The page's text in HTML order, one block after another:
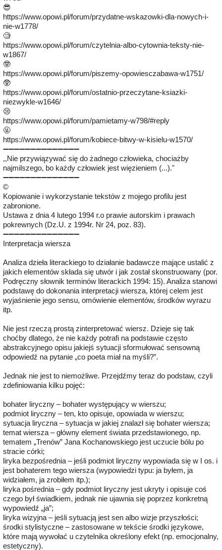
😎
https://www.opowi.pl/forum/przydatne-wskazowki-dla-nowych-i-
nie-w1778/
🧐
https://www.opowi.pl/forum/czytelnia-albo-cytownia-teksty-nie-
w1867/
🤓
https://www.opowi.pl/forum/piszemy-opowiesczabawa-w1751/
🥸
https://www.opowi.pl/forum/ostatnio-przeczytane-ksiazki-
niezwykle-w1646/
😢
https://www.opowi.pl/forum/pamietamy-w798/#reply
🤬
https://www.opowi.pl/forum/kobiece-bitwy-w-kisielu-w1570/
➖️➖️➖️➖️➖️➖️➖️➖️➖️➖️➖️➖️➖️➖️
,,Nie przywiązywać się do żadnego człowieka, chociażby
najmilszego, bo każdy człowiek jest więzieniem (...)."
➖️➖️➖️➖️➖️➖️➖️➖️➖️➖️➖️➖️➖️➖️
©
Kopiowanie i wykorzystanie tekstów z mojego profilu jest
zabronione.
Ustawa z dnia 4 lutego 1994 r.o prawie autorskim i prawach
pokrewnych (Dz.U. z 1994r. Nr 24, poz. 83).
➖️➖️➖️➖️➖️➖️➖️➖️➖️➖️➖️➖️➖️➖️
Interpretacja wiersza
Analiza dzieła literackiego to działanie badawcze mające ustalić z
jakich elementów składa się utwór i jak został skonstruowany (por.
Podręczny słownik terminów literackich 1994: 15). Analiza stanowi
podstawę do dokonania interpretacji wiersza, której celem jest
wyjaśnienie jego sensu, omówienie elementów, środków wyrazu
itp.
Nie jest rzeczą prostą zinterpretować wiersz. Dzieje się tak
choćby dlatego, że nie każdy potrafi na podstawie często
abstrakcyjnego opisu jakiejś sytuacji sformułować sensowną
odpowiedź na pytanie „co poeta miał na myśli?”.
Jednak nie jest to niemożliwe. Przejdźmy teraz do podstaw, czyli
zdefiniowania kilku pojęć:
bohater liryczny – bohater występujący w wierszu;
podmiot liryczny – ten, kto opisuje, opowiada w wierszu;
sytuacja liryczna – sytuacja w jakiej znalazł się bohater wiersza;
temat wiersza – główny element świata przedstawionego, np.
tematem „Trenów” Jana Kochanowskiego jest uczucie bólu po
stracie córki;
liryka bezpośrednia – jeśli podmiot liryczny wypowiada się w I os. i
jest bohaterem tego wiersza (wypowiedzi typu: ja byłem, ja
widziałem, ja zrobiłem itp.);
liryka pośrednia – gdy podmiot liryczny jest ukryty i opisuje coś
czego był świadkiem, jednak nie ujawnia się poprzez konkretną
wypowiedź „ja”;
liryka wizyjna – jeśli sytuacją jest sen albo wizje przyszłości;
środki stylistyczne – zastosowane w tekście środki językowe,
które mają wywołać u czytelnika określony efekt (np. emocjonalny,
estetyczny).